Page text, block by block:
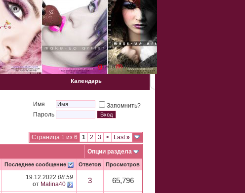
Календарь
Имя
Запомнить?
Пароль
Страница 1 из 6 1 2 3 > Last»
Опции раздела
Последнее сообщение Ответов Просмотров
19.12.2022 08:59
от Malina40 3 65,796